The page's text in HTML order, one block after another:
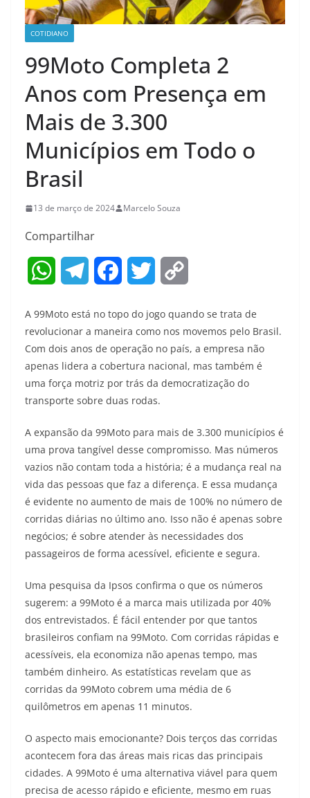
COTIDIANO
99Moto Completa 2
Anos com Presença em
Mais de 3.300
Municípios em Todo o
Brasil
13 de março de 2024 Marcelo Souza
Compartilhar
W
a
t
s
A
p
p
l
e
g
r
a
m
c
e
b
o
o
k
i
t
t
e
r
p
y
L
n
k
A 99Moto está no topo do jogo quando se trata de
revolucionar a maneira como nos movemos pelo Brasil.
Com dois anos de operação no país, a empresa não
apenas lidera a cobertura nacional, mas também é
uma força motriz por trás da democratização do
transporte sobre duas rodas.
A expansão da 99Moto para mais de 3.300 municípios é
uma prova tangível desse compromisso. Mas números
vazios não contam toda a história; é a mudança real na
vida das pessoas que faz a diferença. E essa mudança
é evidente no aumento de mais de 100% no número de
corridas diárias no último ano. Isso não é apenas sobre
negócios; é sobre atender às necessidades dos
passageiros de forma acessível, eficiente e segura.
Uma pesquisa da Ipsos confirma o que os números
sugerem: a 99Moto é a marca mais utilizada por 40%
dos entrevistados. É fácil entender por que tantos
brasileiros confiam na 99Moto. Com corridas rápidas e
acessíveis, ela economiza não apenas tempo, mas
também dinheiro. As estatísticas revelam que as
corridas da 99Moto cobrem uma média de 6
quilômetros em apenas 11 minutos.
O aspecto mais emocionante? Dois terços das corridas
acontecem fora das áreas mais ricas das principais
cidades. A 99Moto é uma alternativa viável para quem
precisa de acesso rápido e eficiente, mesmo em ruas